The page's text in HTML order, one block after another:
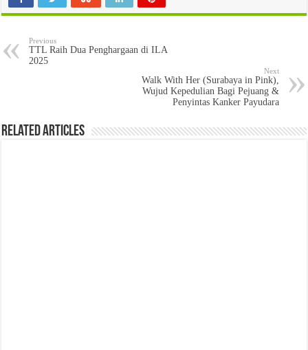
Previous
TTL Raih Dua Penghargaan di ILA
2025
Next
Walk With Her (Surabaya in Pink),
Wujud Kepedulian Bagi Pejuang &
Penyintas Kanker Payudara
Related Articles